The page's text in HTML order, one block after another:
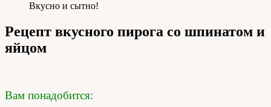
Вкусно и сытно!
Рецепт вкусного пирога со шпинатом и
яйцом
Вам понадобится: